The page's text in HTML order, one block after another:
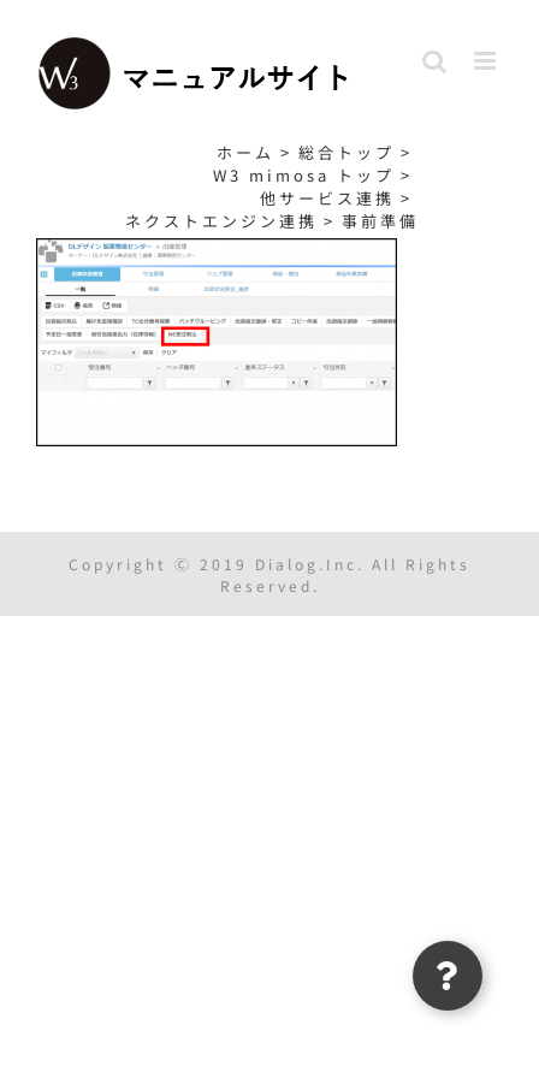
content
ホーム > 総合トップ >
W3 mimosa トップ >
他サービス連携 >
ネクストエンジン連携 > 事前準備
Copyright Ⓒ 2019 Dialog.Inc. All Rights
Reserved.